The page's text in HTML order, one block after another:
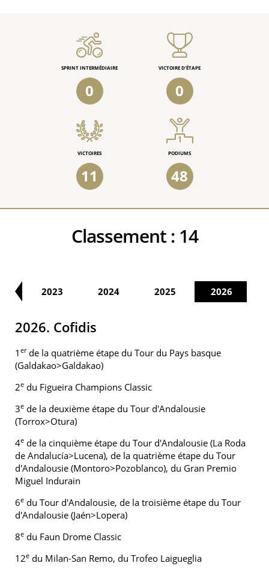
SPRINT INTERMÉDIAIRE
0
VICTOIRE D'ÉTAPE
0
VICTOIRES
11
PODIUMS
48
Classement : 14
2023 2024 2025 2026
2026. Cofidis
1 erde la quatrième étape du Tour du Pays basque
(Galdakao>Galdakao)
2e du Figueira Champions Classic
3e de la deuxième étape du Tour d'Andalousie
(Torrox>Otura)
4e de la cinquième étape du Tour d'Andalousie (La Roda
de Andalucía>Lucena), de la quatrième étape du Tour
d'Andalousie (Montoro>Pozoblanco), du Gran Premio
Miguel Indurain
6e du Tour d'Andalousie, de la troisième étape du Tour
d'Andalousie (Jaén>Lopera)
8e du Faun Drome Classic
12e du Milan-San Remo, du Trofeo Laigueglia